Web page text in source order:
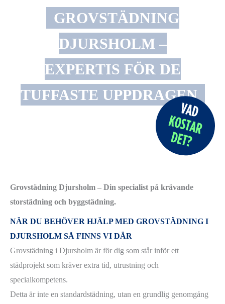
GROVSTÄDNING
DJURSHOLM –
EXPERTIS FÖR DE
TUFFASTE UPPDRAGEN
Grovstädning Djursholm – Din specialist på krävande
storstädning och byggstädning.
NÄR DU BEHÖVER HJÄLP MED GROVSTÄDNING I
DJURSHOLM SÅ FINNS VI DÄR
Grovstädning i Djursholm är för dig som står inför ett
städprojekt som kräver extra tid, utrustning och
specialkompetens.
Detta är inte en standardstädning, utan en grundlig genomgång